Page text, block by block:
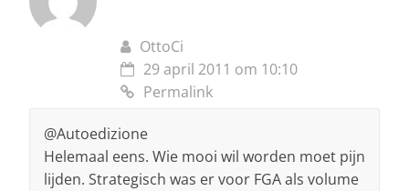
OttoCi
29 april 2011 om 10:10
Permalink
@Autoedizione
Helemaal eens. Wie mooi wil worden moet pijn
lijden. Strategisch was er voor FGA als volume